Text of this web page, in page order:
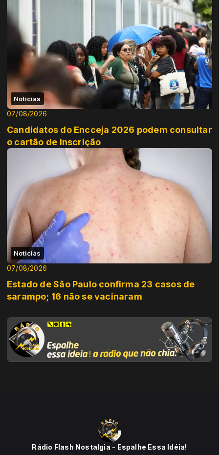
Noticias
07/08/2026
Candidatos do Encceja 2026 podem consultar
o cartão de inscrição
Noticias
07/08/2026
Estado de São Paulo confirma 23 casos de
sarampo; 16 não se vacinaram
Rádio Flash Nostalgia - Espalhe Essa Idéia!